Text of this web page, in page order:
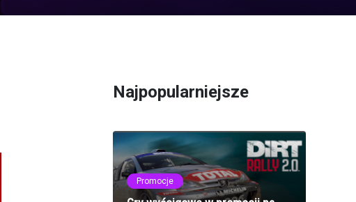
Najpopularniejsze
Promocje